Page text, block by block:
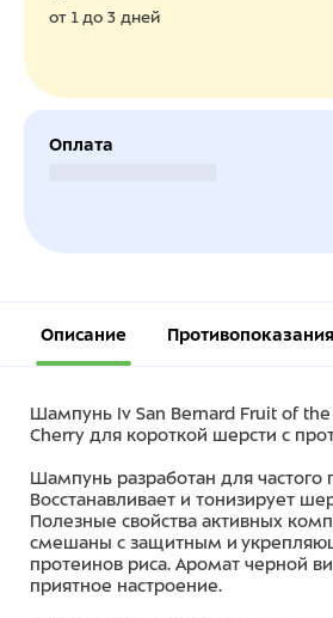
от 1 до 3 дней
Оплата
Описание Противопоказания
Шампунь Iv San Bernard Fruit of the
Cherry для короткой шерсти с
Шампунь разработан для частого
Восстанавливает и тонизирует
Полезные свойства активных
смешаны с защитным и
протеинов риса. Аромат черной
приятное настроение.